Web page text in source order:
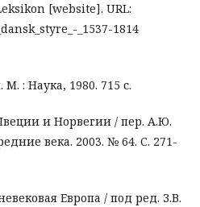
[website]. URL:
_1537-1814
: Наука, 1980. 715 с.
и Норвегии / пер. А.Ю.
века. 2003. № 64. С. 271-
Европа / под ред. З.В.